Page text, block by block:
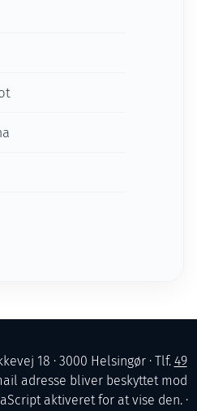
18 · 3000 Helsingør · Tlf. 49
adresse bliver beskyttet mod
aktiveret for at vise den.·